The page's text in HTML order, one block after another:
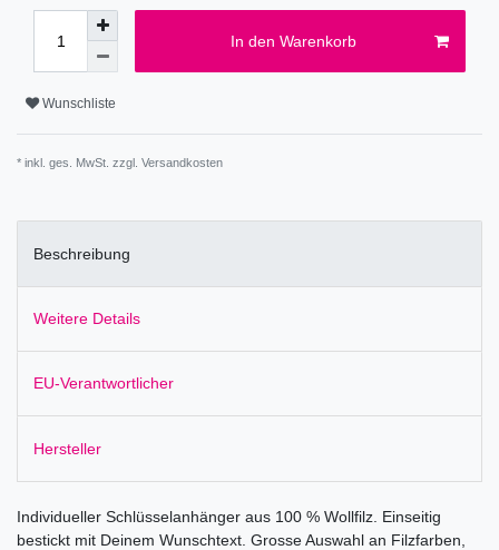
In den Warenkorb
Wunschliste
* inkl. ges. MwSt. zzgl. Versandkosten
Beschreibung
Weitere Details
EU-Verantwortlicher
Hersteller
Individueller Schlüsselanhänger aus 100 % Wollfilz. Einseitig
bestickt mit Deinem Wunschtext. Grosse Auswahl an Filzfarben,